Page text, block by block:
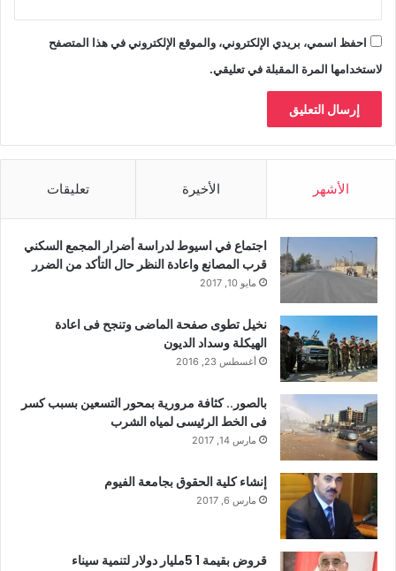
احفظ اسمي، بريدي الإلكتروني، والموقع الإلكتروني في هذا المتصفح
لاستخدامها المرة المقبلة في تعليقي.
الأشهر الأخيرة تعليقات
اجتماع في اسيوط لدراسة أضرار المجمع السكني
قرب المصانع واعادة النظر حال التأكد من الضرر
مايو 10, 2017
نخيل تطوى صفحة الماضى وتنجح فى اعادة
الهيكلة وسداد الديون
أغسطس 23, 2016
بالصور.. كثافة مرورية بمحور التسعين بسبب كسر
فى الخط الرئيسى لمياه الشرب
مارس 14, 2017
إنشاء كلية الحقوق بجامعة الفيوم
مارس 6, 2017
قروض بقيمة 1 5مليار دولار لتنمية سيناء